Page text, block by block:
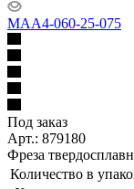
MAA4-060-25-075
Под заказ
Арт.: 879180
Фреза
Количество в